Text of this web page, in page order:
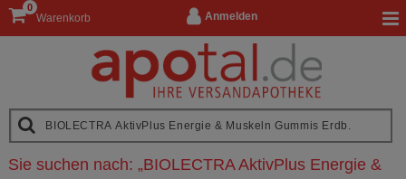
Anmelden
Warenkorb
0
Sie suchen nach: „BIOLECTRA AktivPlus Energie &